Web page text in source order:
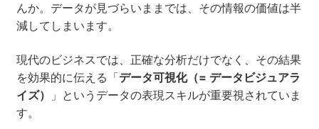
Google Cloud／BI
実績・事例
セミナー
んか。データが見づらいままでは、その情報の価値は半
減してしまいます。
現代のビジネスでは、正確な分析だけでなく、その結果
を効果的に伝える「データ可視化（= データビジュアラ
イズ）
」というデータの表現スキルが重要視されていま
す。